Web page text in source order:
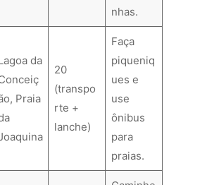
nhas.
da
Praia
20
(transpo
rte +
lanche)
Faça
piqueniq
ues e
use
ônibus
para
praias.